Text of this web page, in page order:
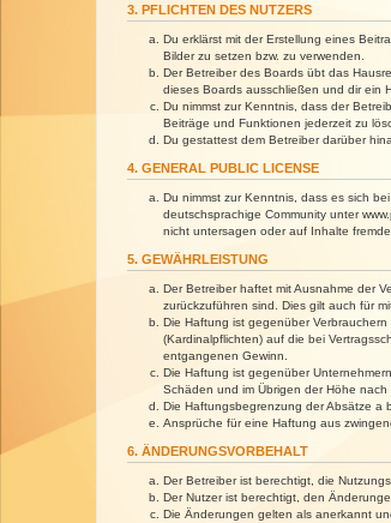
3. PFLICHTEN DES NUTZERS
Du erklärst mit der Erstellung eines
Bilder zu setzen bzw. zu verwenden.
Der Betreiber des Boards übt das
dieses Boards ausschließen und dir ein
Du nimmst zur Kenntnis, dass der
Beiträge und Funktionen jederzeit zu
Du gestattest dem Betreiber darüber
4. GENERAL PUBLIC LICENSE
Du nimmst zur Kenntnis, dass es sich
deutschsprachige Community unter
nicht untersagen oder auf Inhalte
5. GEWÄHRLEISTUNG
Der Betreiber haftet mit Ausnahme der
zurückzuführen sind. Dies gilt auch für
Die Haftung ist gegenüber
(Kardinalpflichten) auf die bei
entgangenen Gewinn.
Die Haftung ist gegenüber
Schäden und im Übrigen der Höhe
Die Haftungsbegrenzung der Absätze a
Ansprüche für eine Haftung aus
6. ÄNDERUNGSVORBEHALT
Der Betreiber ist berechtigt, die
Der Nutzer ist berechtigt, den
Die Änderungen gelten als anerkannt